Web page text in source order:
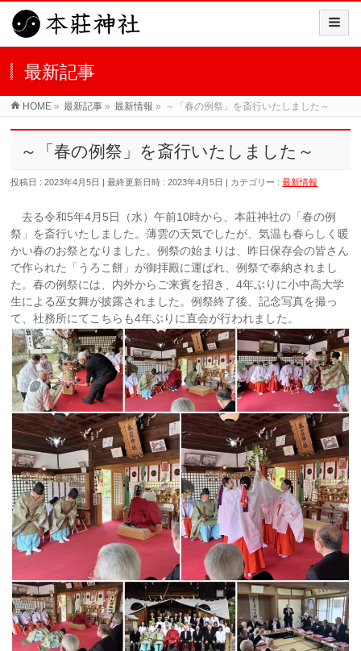
最新記事
HOME » 最新記事 » 最新情報 » ～「春の例祭」を斎行いたしました～
～「春の例祭」を斎行いたしました～
投稿日 : 2023年4月5日 最終更新日時 : 2023年4月5日 カテゴリー :最新情報
去る令和5年4月5日（水）午前10時から、本莊神社の「春の例
祭」を斎行いたしました。薄雲の天気でしたが、気温も春らしく暖
かい春のお祭となりました。例祭の始まりは、昨日保存会の皆さん
で作られた「うろこ餅」が御拝殿に運ばれ、例祭で奉納されまし
た。春の例祭には、内外からご来賓を招き、4年ぶりに小中高大学
生による巫女舞が披露されました。例祭終了後、記念写真を撮っ
て、社務所にてこちらも4年ぶりに直会が行われました。